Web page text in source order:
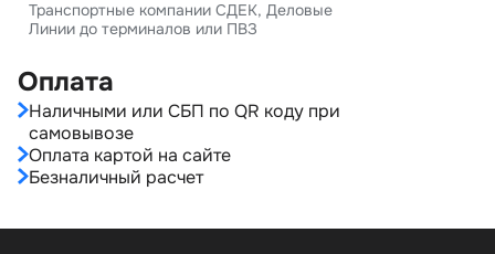
Транспортные компании СДЕК, Деловые
Линии до терминалов или ПВЗ
Оплата
Наличными или СБП по QR коду при
самовывозе
Оплата картой на сайте
Безналичный расчет